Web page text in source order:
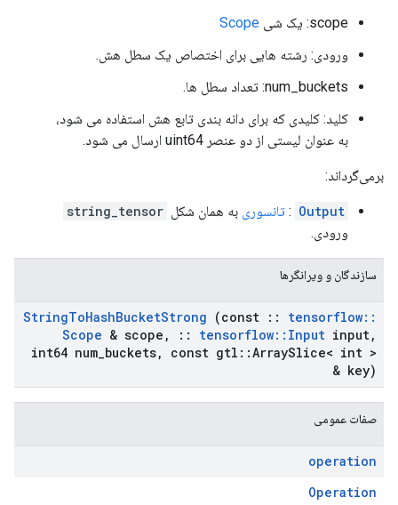
scope: یک شی
Scope
ورودی: رشته هایی برای اختصاص یک سطل هش.
num_buckets: تعداد سطل ها.
کلید: کلیدی که برای دانه بندی تابع هش استفاده می شود،
به عنوان لیستی از دو عنصر uint64 ارسال می شود.
برمی‌گرداند:
Output
: تانسوری به همان شکل string_tensor
ورودی.
سازندگان و ویرانگرها
StringToHashBucketStrong (const :: tensorflow::
Scope & scope , :: tensorflow:: Input input,
int64 num buckets, const gtl ::ArraySlice< int >
& key)
صفات عمومی
operation
Operation